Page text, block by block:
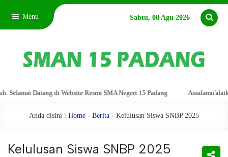
Menu Sabtu, 08 Agu 2026
di Website Resmi SMA Negeri 15 Padang Assalamu'alaikum
Anda disini : Home - Berita - Kelulusan Siswa SNBP 2025
Kelulusan Siswa SNBP 2025